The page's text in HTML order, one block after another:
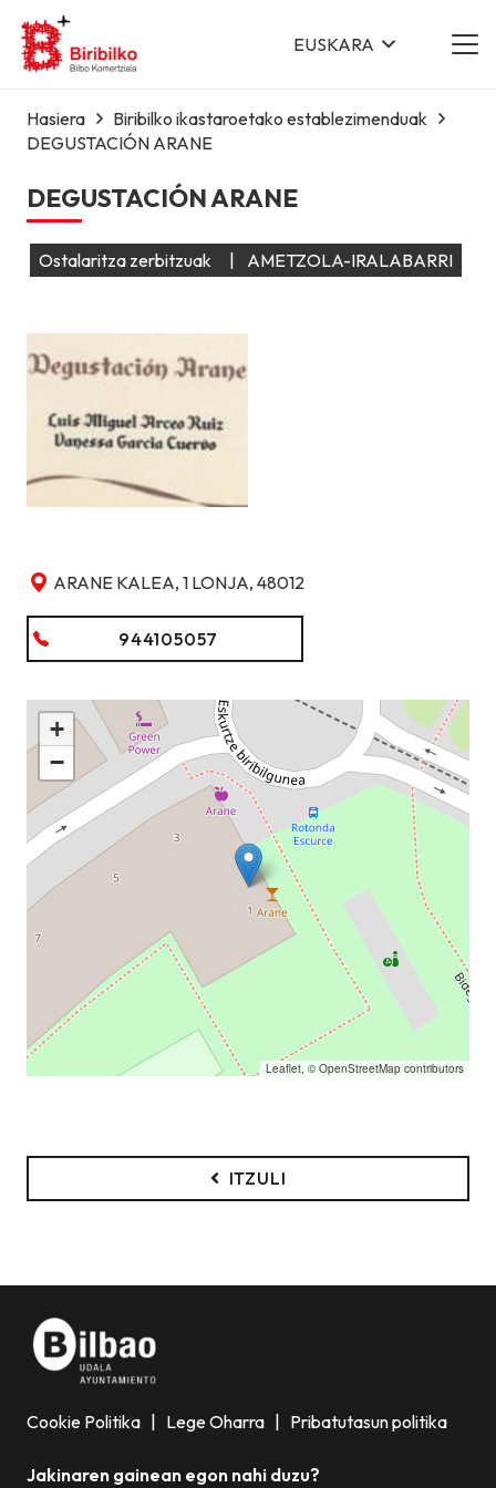
EUSKARA
Hasiera
Biribilko ikastaroetako establezimenduak
DEGUSTACIÓN ARANE
DEGUSTACIÓN ARANE
Ostalaritza zerbitzuak | AMETZOLA-IRALABARRI
ARANE KALEA, 1 LONJA, 48012
944105057
+
−
Leaflet, ©OpenStreetMap contributors
ITZULI
Cookie Politika | Lege Oharra | Pribatutasun politika
Jakinaren gainean egon nahi duzu?